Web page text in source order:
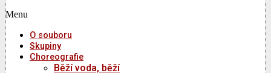
Menu
O souboru
Skupiny
Choreografie
Běží voda, běží